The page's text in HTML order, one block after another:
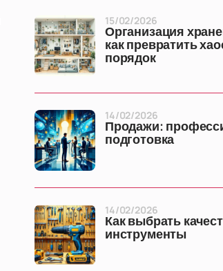
Организация
как превратить
порядок
15/02/2026
Продажи:
подготовка
14/02/2026
Как выбрать
инструменты
14/02/2026